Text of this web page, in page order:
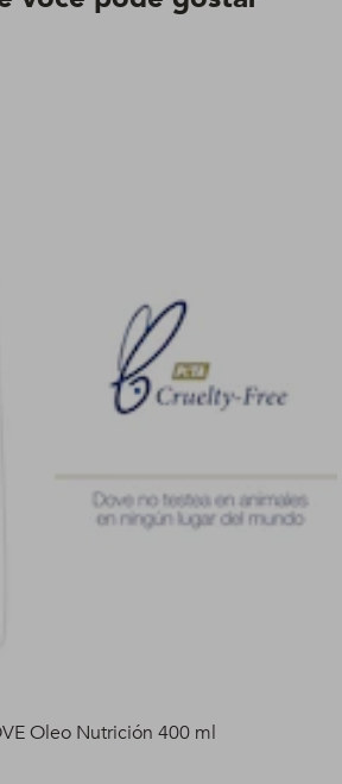
Oleo Nutrición 400 ml